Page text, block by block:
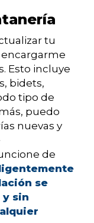
tu
Esto incluye
bidets,
tipo de
puedo
nuevas y
de
se
y sin